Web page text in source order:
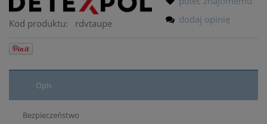
Kod produktu: rdvtaupe
dodaj opinię
Opis
Bezpieczeństwo